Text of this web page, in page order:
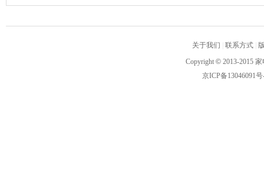
关于我们 联系方式
Copyright © 2013-2015
京ICP备13046091号